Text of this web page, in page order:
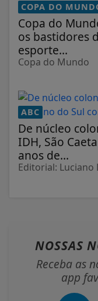
COPA DO
Copa do
os bastidores
esporte...
Copa do Mundo
ABC
De núcleo
IDH, São
anos de...
Editorial: Luciano
NOSSAS
Receba as
app